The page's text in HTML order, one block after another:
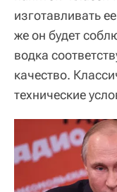
изготавливать
же он будет
водка
качество.
технические